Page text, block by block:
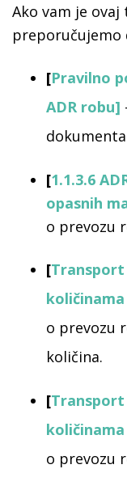
Ako vam je
preporučujemo
[Pravilno
ADR robu]
[1.1.3.6
opasnih
o prevozu
[Transport
količinama
o prevozu
količina.
[
količinama
o prevozu